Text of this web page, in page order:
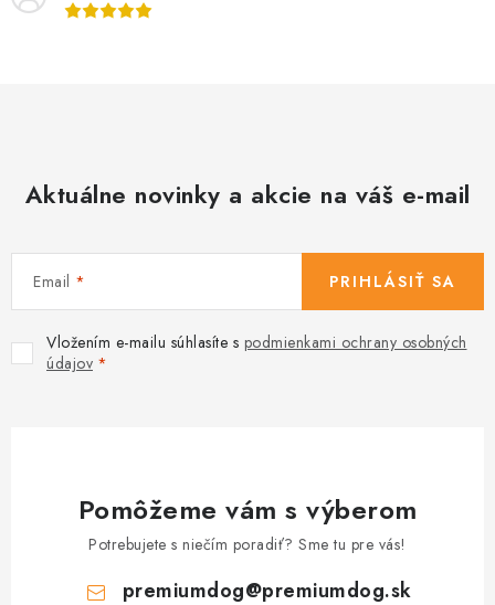
Aktuálne novinky a akcie na váš e-mail
Email
Vložením e-mailu súhlasíte s podmienkami ochrany osobných
údajov
PRIHLÁSIŤ SA
Pomôžeme vám s výberom
Potrebujete s niečím poradiť? Sme tu pre vás!
premiumdog@premiumdog.sk